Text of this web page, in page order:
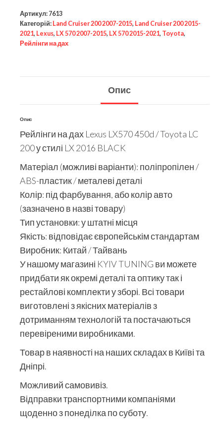
Артикул: 7613
Категорій: Land Cruiser 200 2007-2015, Land Cruiser 200 2015-
2021, Lexus, LX 570 2007-2015, LX 570 2015-2021, Toyota,
Рейлінги на дах
Опис
Опис
Рейлінги на дах Lexus LX570 450d / Toyota LC
200 у стилі LX 2016 BLACK
Матеріал (можливі варіанти): поліпропілен /
ABS-пластик / металеві деталі
Колір: під фарбування, або колір авто
(зазначено в назві товару)
Тип установки: у штатні місця
Якість: відповідає європейськім стандартам
Виробник: Китай / Тайвань
У нашому магазині KYIV TUNING ви можете
придбати як окремі деталі та оптику так і
рестайлові комплекти у зборі. Всі товари
виготовлені з якісних матеріалів з
дотриманням технологій та постачаються
перевіреними виробниками.
Товар в наявності на наших складах в Київі та
Дніпрі.
Можливий самовивіз.
Відправки транспортними компаніями
щоденно з понеділка по суботу.